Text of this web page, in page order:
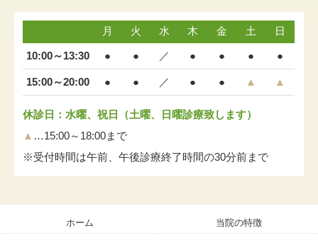
月 火 水 木 金 土 日
10:00～13:30 ● ● ／ ● ● ● ●
15:00～20:00 ● ● ／ ● ● ▲ ▲
休診日：水曜、祝日（土曜、日曜診療致します）
▲ …15:00～18:00まで
※受付時間は午前、午後診療終了時間の30分前まで
ホーム 当院の特徴